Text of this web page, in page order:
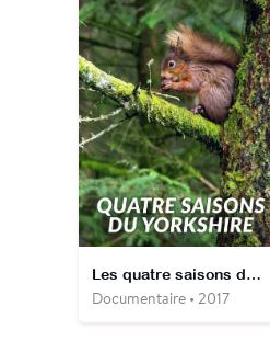
Les quatre saisons du Yorkshire
Documentaire • 2017